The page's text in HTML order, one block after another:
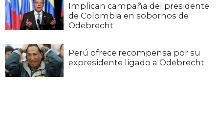
Implican campaña del presidente
de Colombia en sobornos de
Odebrecht
Perú ofrece recompensa por su
expresidente ligado a Odebrecht